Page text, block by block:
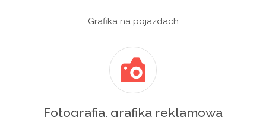
Grafika na pojazdach
Fotografia, grafika reklamowa